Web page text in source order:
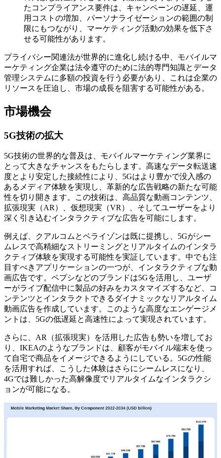
たコンプライアンス要件は、キャンペーンの遅延、運
用コストの増加、パーソナライゼーションの範囲の制
限にもつながり、マーケティング活動の効果を低下さ
せる可能性があります。
プライバシー関連法が世界的に進化し続ける中、モバイルマ
ーケティング企業は法令遵守のために法的専門知識とデータ
管理システムに多額の投資を行う必要があり、これは企業の
リソースを圧迫し、市場の成長を阻害する可能性がある。
市場機会
5G技術の拡大
5G技術の世界的な普及は、モバイルマーケティング業界に
とって大きなチャンスをもたらします。高速なデータ転送速
度とより安定した接続性により、5Gはより豊かで没入感の
あるメディア体験を実現し、革新的な広告戦略の新たな可能
性を切り開きます。この技術は、高品質な動画コンテンツ、
拡張現実（AR）、仮想現実（VR）、そしてユーザーをより
深く引き込むインタラクティブな広告を可能にします。
例えば、クアルコムとベライゾンは既に提携し、5Gがシー
ムレスで高精細なストリーミングとリアルタイムのインタラ
クティブ体験を実現する可能性を実証しています。中でも注
目すべきアプリケーションの一つが、インタラクティブな動
画広告です。ペプシなどのブランドは5Gを活用し、ユーザ
ーがライブ配信中に製品の好みをカスタマイズするなど、コ
ンテンツとインタラクトできるダイナミックなリアルタイム
動画広告を作成しています。このような高度なエンゲージメ
ントは、5Gの低遅延と高速性によって実現されています。
さらに、AR（拡張現実）を活用した広告も勢いを増してお
り、IKEAのようなブランドは、顧客がモバイル端末を使っ
て自宅で商品をイメージできるようにしている。5Gの性能
を活用すれば、こうした体験はさらにシームレスになり、
4Gでは難しかった高解像度でリアルタイムなインタラクシ
ョンが可能になる。